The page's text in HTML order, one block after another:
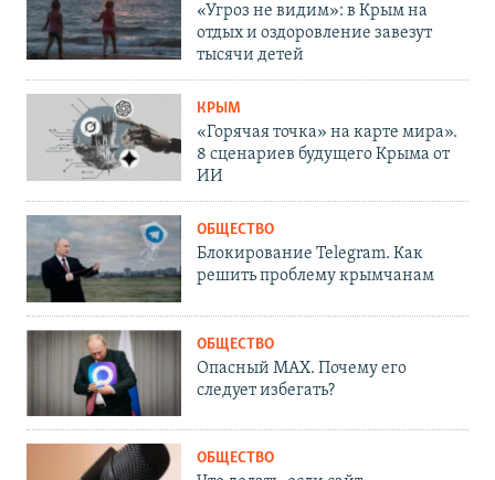
«Угроз не видим»: в Крым на
отдых и оздоровление завезут
тысячи детей
КРЫМ
«Горячая точка» на карте мира».
8 сценариев будущего Крыма от
ИИ
ОБЩЕСТВО
Блокирование Telegram. Как
решить проблему крымчанам
ОБЩЕСТВО
Опасный MAX. Почему его
следует избегать?
ОБЩЕСТВО